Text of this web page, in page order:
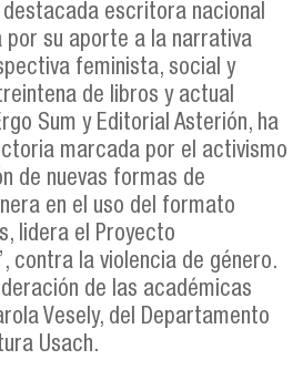
escritora nacional
por su aporte a la narrativa
feminista, social y
de libros y actual
Sum y Editorial Asterión, ha
marcada por el activismo
de nuevas formas de
en el uso del formato
lidera el Proyecto
contra la violencia de género.
de las académicas
Vesely, del Departamento
Usach.